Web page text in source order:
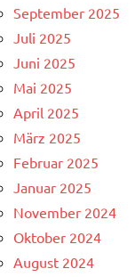
September 2025
Juli 2025
Juni 2025
Mai 2025
April 2025
März 2025
Februar 2025
Januar 2025
November 2024
Oktober 2024
August 2024